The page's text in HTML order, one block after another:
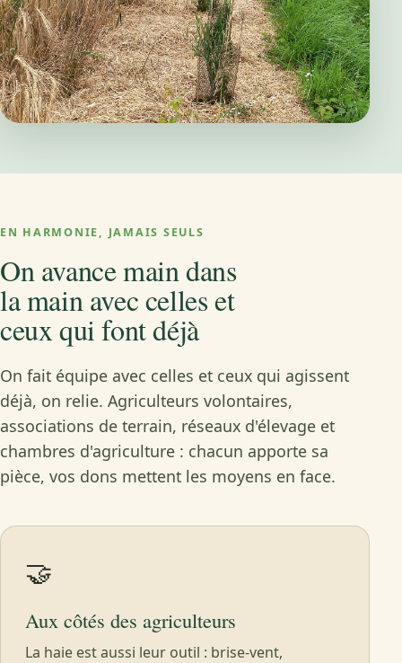
EN HARMONIE, JAMAIS SEULS
On avance main dans
la main avec celles et
ceux qui font déjà
On fait équipe avec celles et ceux qui agissent
déjà, on relie. Agriculteurs volontaires,
associations de terrain, réseaux d'élevage et
chambres d'agriculture : chacun apporte sa
pièce, vos dons mettent les moyens en face.
🤝
Aux côtés des agriculteurs
La haie est aussi leur outil : brise-vent,